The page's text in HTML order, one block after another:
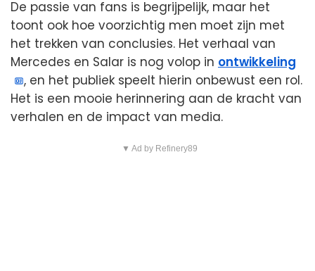
De passie van fans is begrijpelijk, maar het
toont ook hoe voorzichtig men moet zijn met
het trekken van conclusies. Het verhaal van
Mercedes en Salar is nog volop in ontwikkeling
, en het publiek speelt hierin onbewust een rol.
Het is een mooie herinnering aan de kracht van
verhalen en de impact van media.
▼ Ad by Refinery89